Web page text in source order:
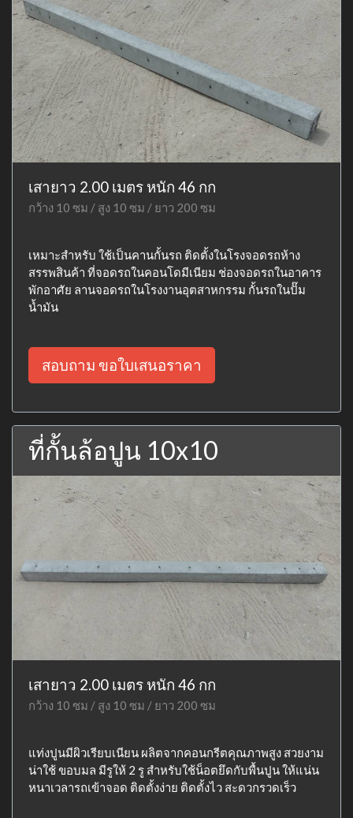
เสายาว 2.00 เมตร หนัก 46 กก
กว้าง 10 ซม / สูง 10 ซม / ยาว 200 ซม
เหมาะสำหรับ ใช้เป็นคานกั้นรถ ติดตั้งในโรงจอดรถห้าง
สรรพสินค้า ที่จอดรถในคอนโดมีเนียม ช่องจอดรถในอาคาร
พักอาศัย ลานจอดรถในโรงงานอุตสาหกรรม กั้นรถในปั๊ม
น้ำมัน
สอบถาม ขอใบเสนอราคา
ที่กั้นล้อปูน 10x10
เสายาว 2.00 เมตร หนัก 46 กก
กว้าง 10 ซม / สูง 10 ซม / ยาว 200 ซม
แท่งปูนมีผิวเรียบเนียน ผลิตจากคอนกรีตคุณภาพสูง สวยงาม
น่าใช้ ขอบมล มีรูให้ 2 รู สำหรับใช้น็อตยึดกับพื้นปูน ให้แน่น
หนาเวลารถเข้าจอด ติดตั้งง่าย ติดตั้งไว สะดวกรวดเร็ว